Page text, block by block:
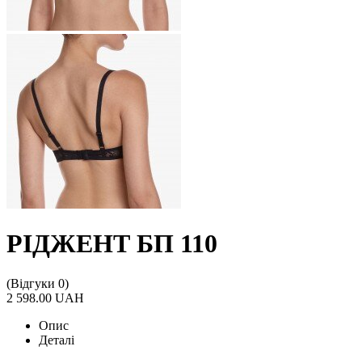
РІДЖЕНТ БП 110
(Відгуки 0)
2 598.00 UAH
Опис
Деталі